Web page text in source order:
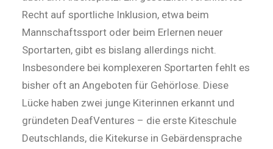
Recht auf sportliche Inklusion, etwa beim
Mannschaftssport oder beim Erler­nen neu­er
Sportarten, gibt es bislang aller­dings nicht.
Insbesondere bei kom­ple­xe­ren Sport­arten fehlt es
bisher oft an Angeboten für Gehörlose. Diese
Lücke haben zwei junge Kiterinnen erkannt und
gründeten DeafVentures – die erste Kiteschule
Deutschlands, die Kite­kur­se in Gebärdensprache